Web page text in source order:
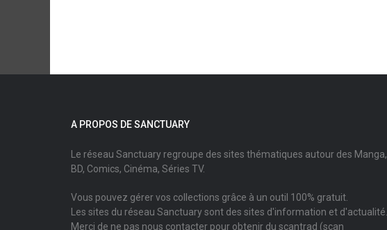
A PROPOS DE SANCTUARY
Le réseau Sanctuary regroupe des sites thématiques autour des Manga,
BD, Comics, Cinéma, Séries TV.
Vous pouvez gérer vos collections grâce à un outil 100% gratuit.
Les sites du réseau Sanctuary sont des sites d'information et d'actualité.
Merci de ne pas nous contacter pour obtenir du scantrad (scan